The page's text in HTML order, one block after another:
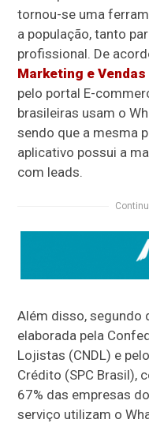
tornou-se uma
a população, tanto
profissional. De
Marketing e Vendas
pelo portal E-
brasileiras usam o
sendo que a mesma
aplicativo possui a
com leads.
Além disso, segundo
elaborada pela
Lojistas (CNDL) e
Crédito (SPC Brasil),
67% das empresas
serviço utilizam o